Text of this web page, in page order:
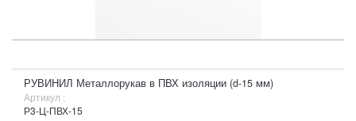
РУВИНИЛ Металлорукав в ПВХ изоляции (d-15 мм)
Артикул :
Р3-Ц-ПВХ-15